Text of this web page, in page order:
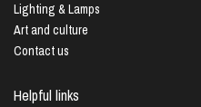
Lighting & Lamps
Art and culture
Contact us
Helpful links